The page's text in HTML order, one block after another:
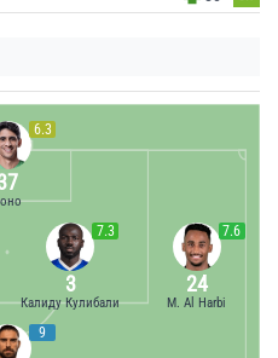
6.3
7.6
24
M. Al Harbi
7.3
3
Калиду Кулибали
9